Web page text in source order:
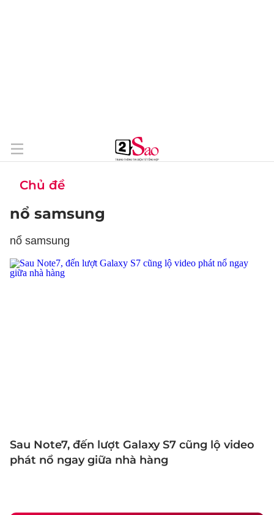
Chủ đề
nổ samsung
nổ samsung
Sau Note7, đến lượt Galaxy S7 cũng lộ video
phát nổ ngay giữa nhà hàng